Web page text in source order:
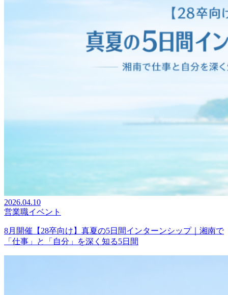
2026.04.10
営業職イベント
8月開催【28卒向け】真夏の5日間インターンシップ｜湘南で
「仕事」と「自分」を深く知る5日間